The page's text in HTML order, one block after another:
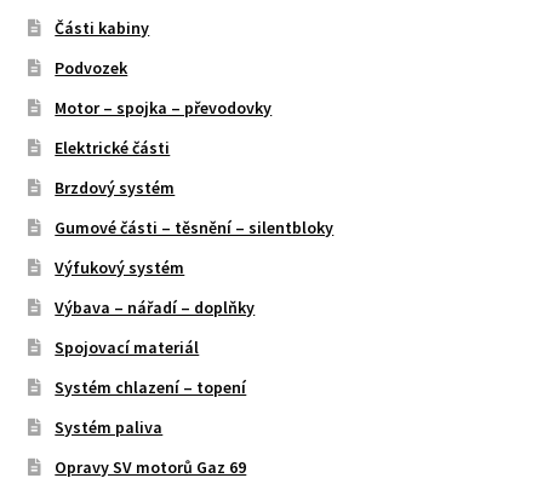
Části kabiny
Podvozek
Motor – spojka – převodovky
Elektrické části
Brzdový systém
Gumové části – těsnění – silentbloky
Výfukový systém
Výbava – nářadí – doplňky
Spojovací materiál
Systém chlazení – topení
Systém paliva
Opravy SV motorů Gaz 69